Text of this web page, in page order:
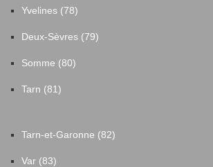
Yvelines (78)
Deux-Sèvres (79)
Somme (80)
Tarn (81)
Tarn-et-Garonne (82)
Var (83)